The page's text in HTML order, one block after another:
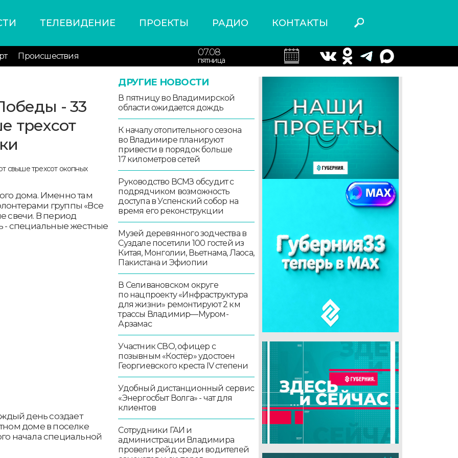
ТЕЛЕВИДЕНИЕ ПРОЕКТЫ РАДИО КОНТАКТЫ
Происшествия 07.08
пятница
- 33
трехсот
дома. Именно там
группы «Все
свечи. В период
- специальные жестные
день создает
доме в поселке
начала специальной
ДРУГИЕ НОВОСТИ
В пятницу во Владимирской
области ожидается дождь
К началу отопительного сезона
во Владимире планируют
привести в порядок больше
17 километров сетей
Руководство ВСМЗ обсудит с
подрядчиком возможность
доступа в Успенский собор на
время его реконструкции
Музей деревянного зодчества в
Суздале посетили 100 гостей из
Китая, Монголии, Вьетнама, Лаоса,
Пакистана и Эфиопии
В Селивановском округе
по нацпроекту «Инфраструктура
для жизни» ремонтируют 2 км
трассы Владимир—Муром-
Арзамас
Участник СВО, офицер с
позывным «Костёр» удостоен
Георгиевского креста IV степени
Удобный дистанционный сервис
«Энергосбыт Волга» - чат для
клиентов
Сотрудники ГАИ и
администрации Владимира
провели рейд среди водителей